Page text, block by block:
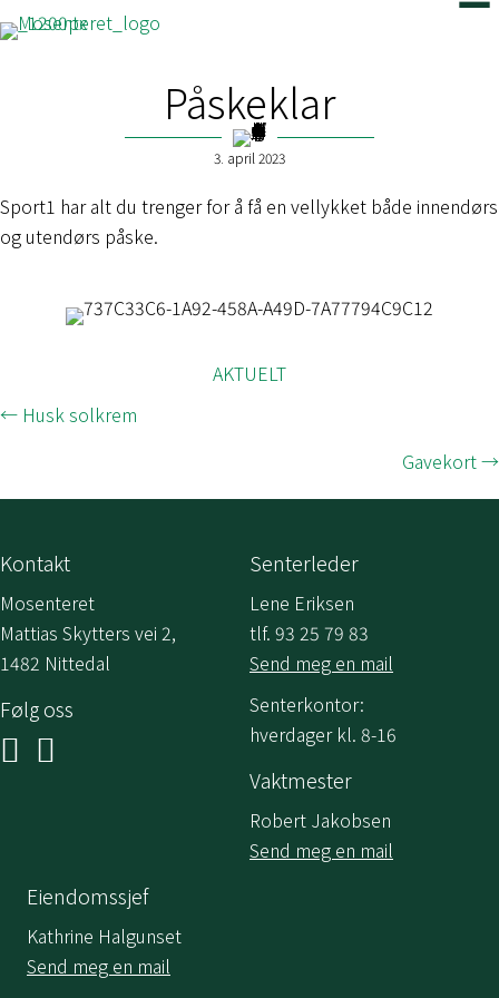
Påskeklar
3. april 2023
Sport1 har alt du trenger for å få en vellykket både innendørs
og utendørs påske.
AKTUELT
Posts
← Husk solkrem
Gavekort →
Kontakt
Mosenteret
Mattias Skytters vei 2,
1482 Nittedal
Følg oss
Senterleder
Lene Eriksen
tlf. 93 25 79 83
Send meg en mail
Senterkontor:
hverdager kl. 8-16
Vaktmester
Robert Jakobsen
Send meg en mail
Eiendomssjef
Kathrine Halgunset
Send meg en mail